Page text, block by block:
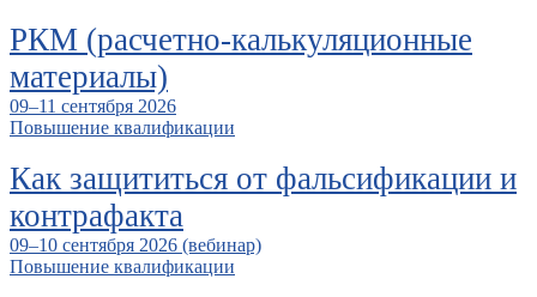
РКМ (расчетно-калькуляционные
материалы)
09–11 сентября 2026
Повышение квалификации
Как защититься от фальсификации и
контрафакта
09–10 сентября 2026 (вебинар)
Повышение квалификации